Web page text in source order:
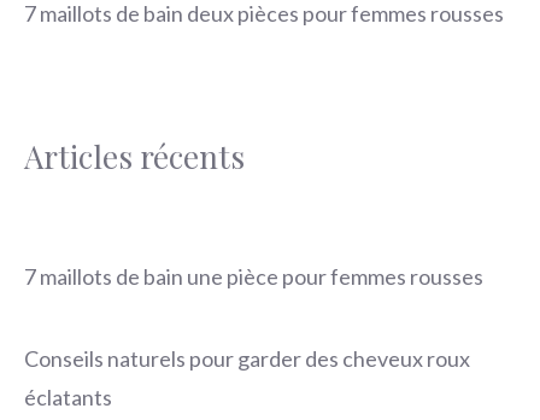
7 maillots de bain deux pièces pour femmes rousses
Articles récents
7 maillots de bain une pièce pour femmes rousses
Conseils naturels pour garder des cheveux roux
éclatants